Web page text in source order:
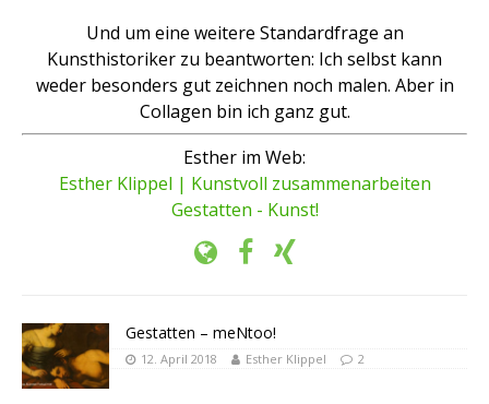
Und um eine weitere Standardfrage an
Kunsthistoriker zu beantworten: Ich selbst kann
weder besonders gut zeichnen noch malen. Aber in
Collagen bin ich ganz gut.
Esther im Web:
Esther Klippel | Kunstvoll zusammenarbeiten
Gestatten - Kunst!
Gestatten – meNtoo!
12. April 2018 Esther Klippel 2